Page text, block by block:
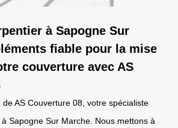
à Sapogne Sur
fiable pour la mise
couverture avec AS
AS Couverture 08, votre spécialiste
Sapogne Sur Marche. Nous mettons à